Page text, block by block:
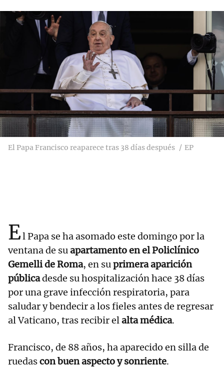
El Papa Francisco reaparece tras 38 días después EP
El Papa se ha asomado este domingo por la
ventana de suapartamento en el Policlínico
Gemelli de Roma, en suprimera aparición
públicadesde su hospitalización hace 38 días
por una grave infección respiratoria, para
saludar y bendecir a los fieles antes de regresar
al Vaticano, tras recibir elalta médica.
Francisco, de 88 años, ha aparecido en silla de
ruedascon buen aspecto y sonriente.